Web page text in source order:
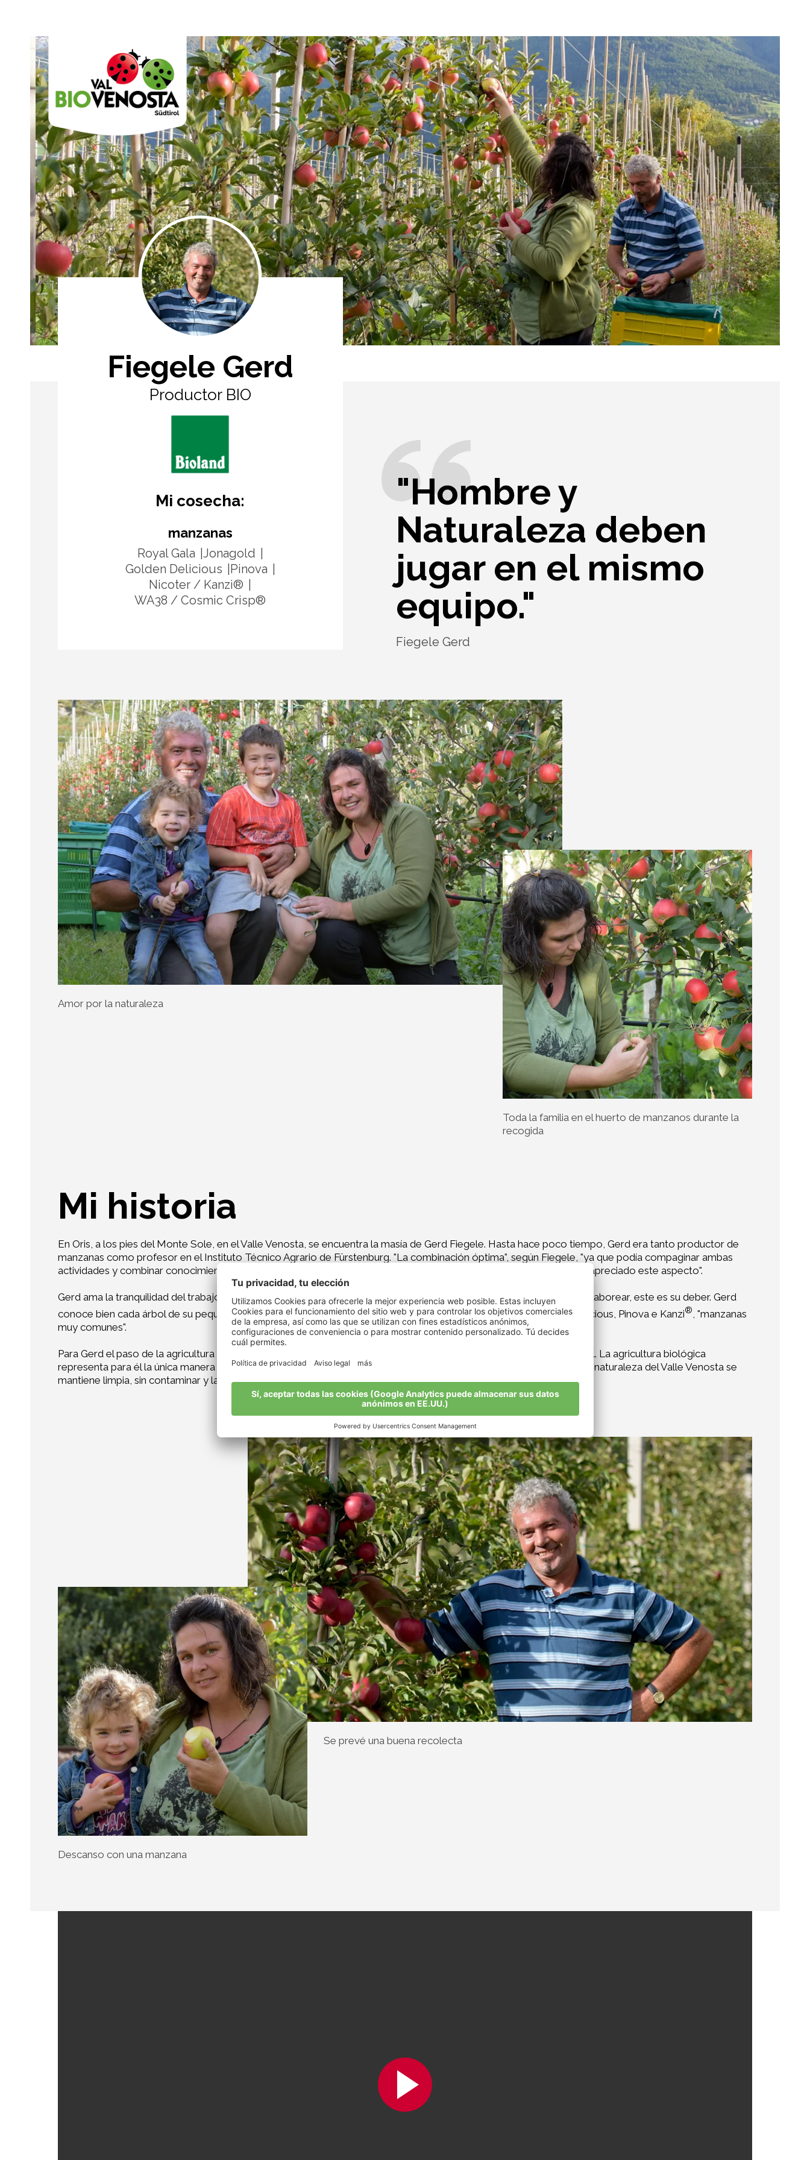
Fiegele Gerd
Productor BIO
Mi cosecha:
manzanas
Royal Gala Jonagold
Golden Delicious
Pinova
Nicoter / Kanzi®
WA38 / Cosmic Crisp®
"Hombre y
Naturaleza deben
jugar en el mismo
equipo."
Fiegele Gerd
Amor por la naturaleza
Toda la familia en el huerto de manzanos durante la
recogida
Mi historia
En Oris, a los pies del Monte Sole, en el Valle Venosta, se encuentra la masía de Gerd Fiegele. Hasta hace poco tiempo, Gerd era tanto productor de
manzanas como profesor en el Instituto Técnico Agrario de Fürstenburg. "La combinación óptima", según Fiegele, "ya que podía compaginar ambas
actividades y combinar conocimientos teóricos con la puesta en práctica en mis terrenos. Mis alumnos siempre han apreciado este aspecto".
Gerd ama la tranquilidad del trabajo en su huerto de manzanas, que se desarrolla sin recurrir a máquinas. Observar y saborear, este es su deber. Gerd
conoce bien cada árbol de su pequeña finca, tanto que podría ponerles nombre. Cultiva Gala, Jonagold, Golden Delicious, Pinova e Kanzi®, "manzanas
muy comunes".
Para Gerd el paso de la agricultura convencional a la biológica, realizado en 2006, fue una decisión totalmente natural. La agricultura biológica
representa para él la única manera de compartir con la naturaleza los éxitos de una prolífica colaboración. "Porque la naturaleza del Valle Venosta se
mantiene limpia, sin contaminar y las manzanas son más sanas y sabrosas".
Se prevé una buena recolecta
Descanso con una manzana